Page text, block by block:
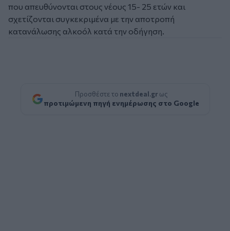
που απευθύνονται στους νέους 15- 25 ετών και
σχετίζονται συγκεκριμένα με την αποτροπή
κατανάλωσης αλκοόλ κατά την οδήγηση.
Προσθέστε το nextdeal.gr ως
προτιμώμενη πηγή ενημέρωσης στο Google